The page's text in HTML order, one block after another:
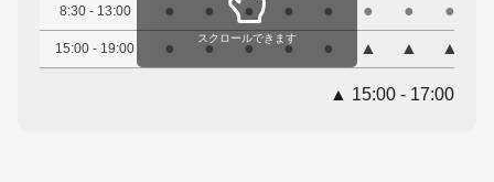
8:30 - 13:00 ● ● ● ● ● ● ● ●
15:00 - 19:00 ● ● ● ● ● ▲ ▲ ▲
スクロールできます
▲ 15:00 - 17:00